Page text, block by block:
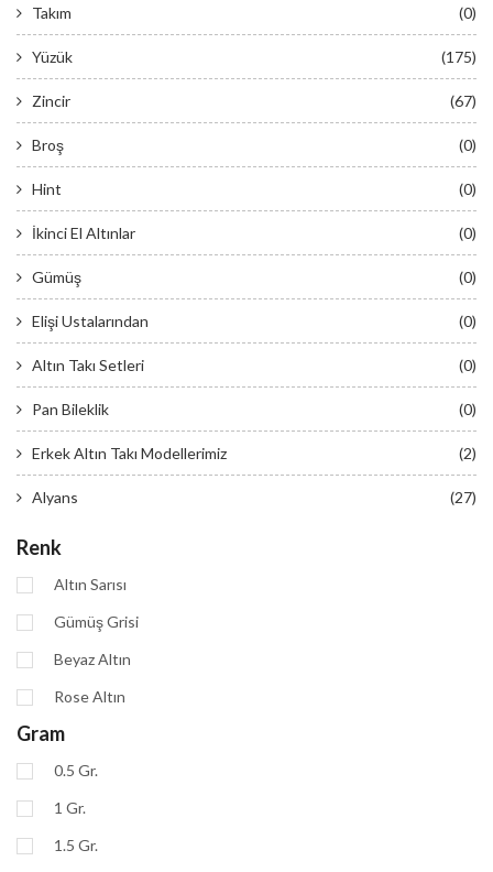
Takım (0)
Yüzük (175)
Zincir (67)
Broş (0)
Hint (0)
İkinci El Altınlar (0)
Gümüş (0)
Elişi Ustalarından (0)
Altın Takı Setleri (0)
Pan Bileklik (0)
Erkek Altın Takı Modellerimiz (2)
Alyans (27)
Renk
Altın Sarısı
Gümüş Grisi
Beyaz Altın
Rose Altın
Gram
0.5 Gr.
1 Gr.
1.5 Gr.